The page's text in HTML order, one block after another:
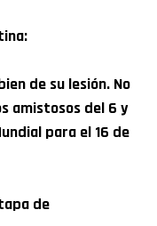
de su lesión. No
amistosos del 6 y
para el 16 de
de